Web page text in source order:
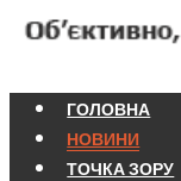
ГОЛОВНА
НОВИНИ
ТОЧКА ЗОРУ